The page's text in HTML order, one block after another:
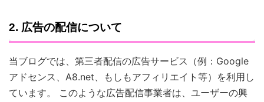
2. 広告の配信について
当ブログでは、第三者配信の広告サービス（例：Google
アドセンス、A8.net、もしもアフィリエイト等）を利用し
ています。 このような広告配信事業者は、ユーザーの興